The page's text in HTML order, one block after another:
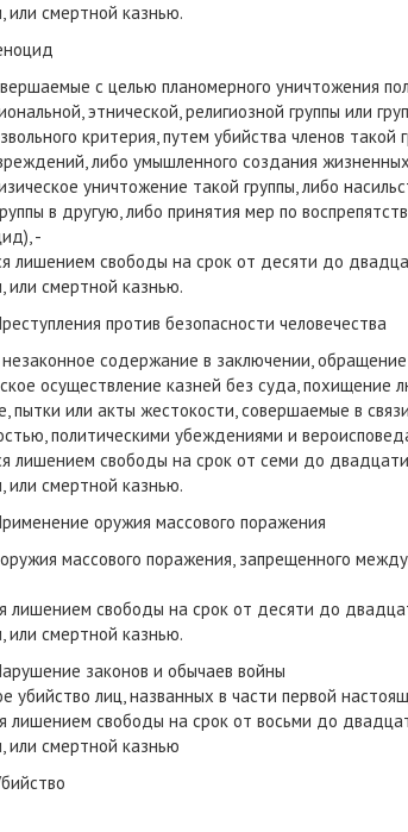
или смертной казнью.
с целью планомерного уничтожения
этнической, религиозной группы или
критерия, путем убийства членов
либо умышленного создания
уничтожение такой группы, либо
в другую, либо принятия мер по
-
лишением свободы на срок от десяти до
или смертной казнью.
против безопасности человечества
содержание в заключении, обращение
осуществление казней без суда, похищение
пытки или акты жестокости, совершаемые в
политическими убеждениями и
лишением свободы на срок от семи до
или смертной казнью.
оружия массового поражения
массового поражения, запрещенного
лишением свободы на срок от десяти до
или смертной казнью.
законов и обычаев войны
убийство лиц, названных в части первой
лишением свободы на срок от восьми до
или смертной казнью